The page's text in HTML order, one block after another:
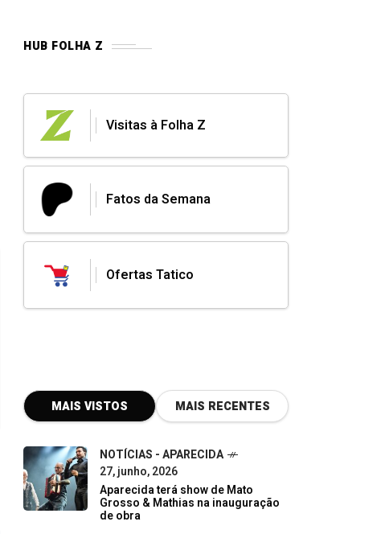
HUB FOLHA Z
Visitas à Folha Z
Fatos da Semana
Ofertas Tatico
MAIS VISTOS MAIS RECENTES
NOTÍCIAS - APARECIDA
27, junho, 2026
Aparecida terá show de Mato
Grosso & Mathias na inauguração
de obra